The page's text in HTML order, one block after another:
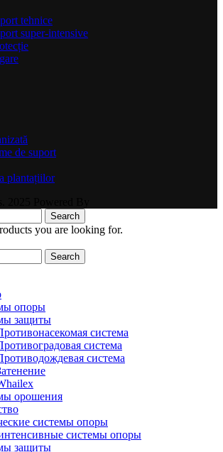
tehnice
super-intensive
de suport
plantațiilor
Search
you are looking for.
Search
опоры
защиты
система
система
система
орошения
системы опоры
системы опоры
защиты